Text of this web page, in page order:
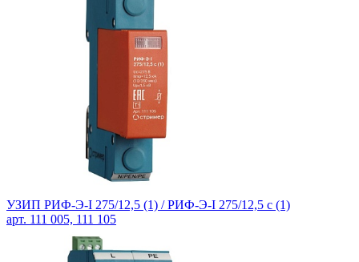
УЗИП РИФ-Э-I 275/12,5 (1) / РИФ-Э-I 275/12,5 с (1)
арт. 111 005, 111 105